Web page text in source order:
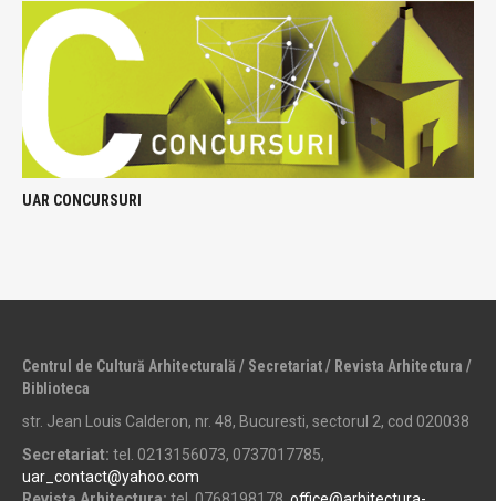
UAR CONCURSURI
Centrul de Cultură Arhitecturală / Secretariat / Revista Arhitectura /
Biblioteca
str. Jean Louis Calderon, nr. 48, Bucuresti, sectorul 2, cod 020038
Secretariat: tel. 0213156073, 0737017785,
uar_contact@yahoo.com